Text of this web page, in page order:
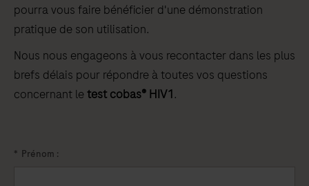
pourra vous faire bénéficier d'une démonstration
pratique de son utilisation.
Nous nous engageons à vous recontacter dans les plus
brefs délais pour répondre à toutes vos questions
concernant letest cobas® HIV1.
* Prénom :